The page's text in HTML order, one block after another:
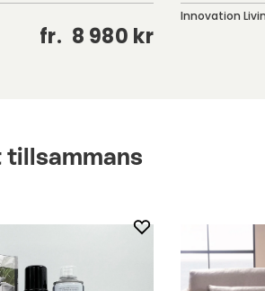
fr. 8 980 kr
Innovation